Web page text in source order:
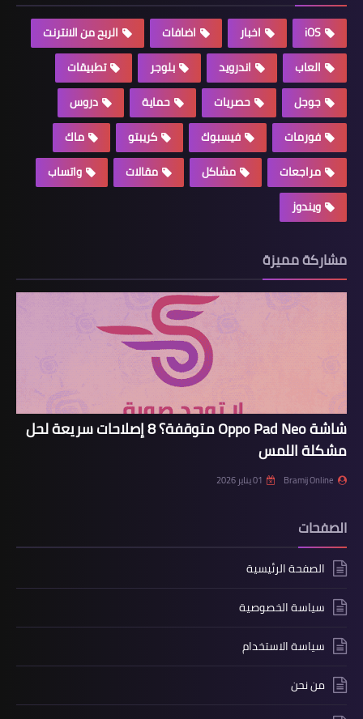
iOS اخبار اضافات
الربح من الانترنت
العاب
اندرويد بلوجر
تطبيقات
جوجل
حصريات حماية
دروس
فورمات
فيسبوك كريبتو
ماك
مراجعات
مشاكل مقالات
واتساب
ويندوز
مشاركة مميزة
شاشة Oppo Pad Neo متوقفة؟ 8 إصلاحات سريعة لحل
مشكلة اللمس
Bramij Online 01 يناير 2026
الصفحات
الصفحة الرئيسية
سياسة الخصوصية
سياسة الاستخدام
من نحن